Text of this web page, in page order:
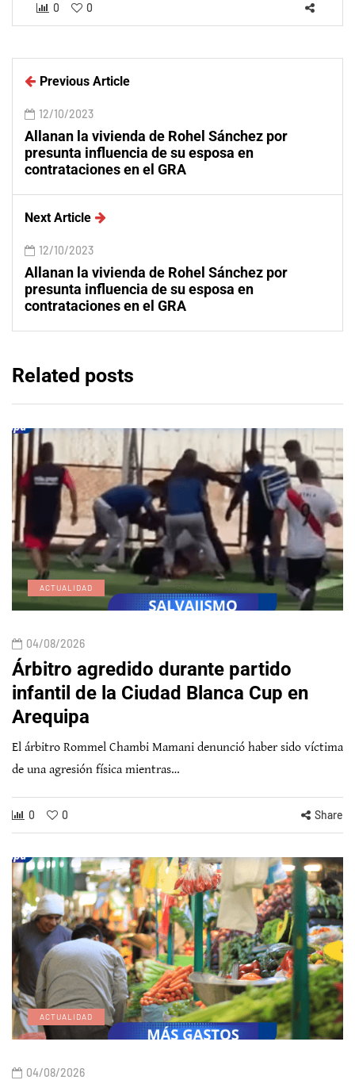
0 0
Previous Article
12/10/2023
Allanan la vivienda de Rohel Sánchez por
presunta influencia de su esposa en
contrataciones en el GRA
Next Article
12/10/2023
Allanan la vivienda de Rohel Sánchez por
presunta influencia de su esposa en
contrataciones en el GRA
Related posts
ACTUALIDAD
04/08/2026
Árbitro agredido durante partido
infantil de la Ciudad Blanca Cup en
Arequipa
El árbitro Rommel Chambi Mamani denunció haber sido víctima
de una agresión física mientras…
0 0 Share
ACTUALIDAD
04/08/2026